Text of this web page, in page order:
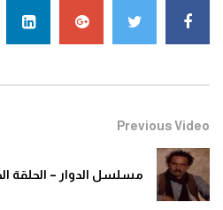
Previous Video
مسلسل الدوار – الحلقة